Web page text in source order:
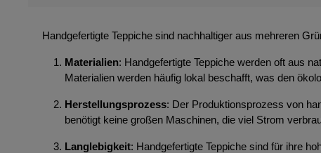
Handgefertigte Teppiche sind nachhaltiger aus mehreren
Materialien: Handgefertigte Teppiche werden oft aus
Materialien werden häufig lokal beschafft, was den
Herstellungsprozess: Der Produktionsprozess von
benötigt keine großen Maschinen, die viel Strom
Langlebigkeit: Handgefertigte Teppiche sind für ihre